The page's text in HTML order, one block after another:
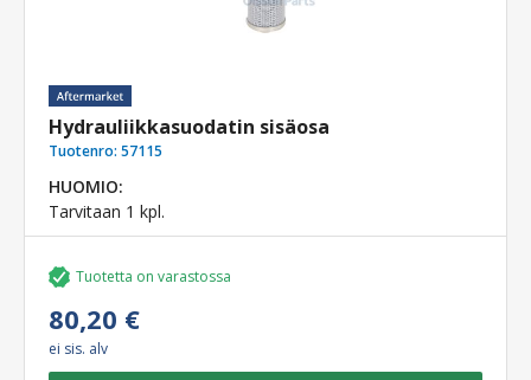
Hydrauliikkasuodatin sisäosa
Tuotenro: 57115
HUOMIO:
Tarvitaan 1 kpl.
Tuotetta on varastossa
80,20 €
ei sis. alv